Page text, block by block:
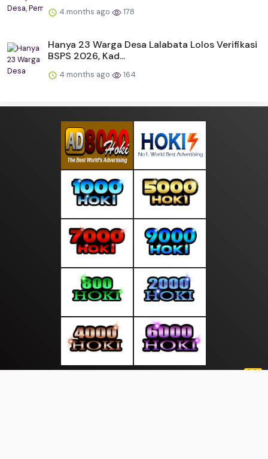
4 months ago 178
Hanya 23 Warga Desa Lalabata Lolos Verifikasi
BSPS 2026, Kad...
4 months ago 164